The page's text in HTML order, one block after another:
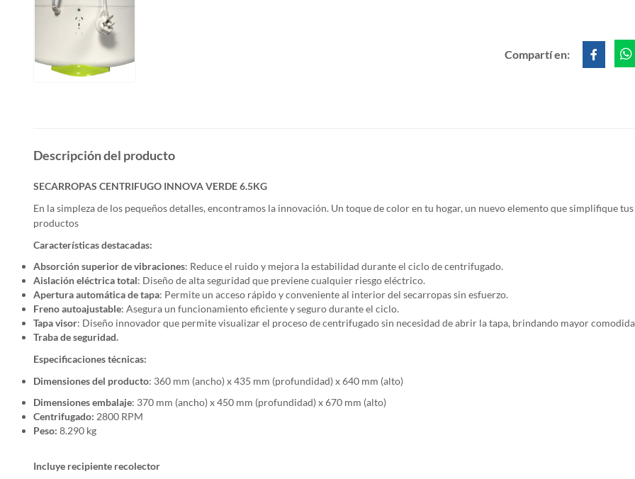
Compartí en:
Descripción del producto
SECARROPAS CENTRIFUGO INNOVA VERDE 6.5KG
En la simpleza de los pequeños detalles, encontramos la innovación. Un toque de color en tu hogar, un nuevo elemento que simplifique
productos
Características destacadas:
Absorción superior de vibraciones: Reduce el ruido y mejora la estabilidad durante el ciclo de centrifugado.
Aislación eléctrica total: Diseño de alta seguridad que previene cualquier riesgo eléctrico.
Apertura automática de tapa: Permite un acceso rápido y conveniente al interior del secarropas sin esfuerzo.
Freno autoajustable: Asegura un funcionamiento eficiente y seguro durante el ciclo.
Tapa visor: Diseño innovador que permite visualizar el proceso de centrifugado sin necesidad de abrir la tapa, brindando mayor
Traba de seguridad.
Especificaciones técnicas:
Dimensiones del producto: 360 mm (ancho) x 435 mm (profundidad) x 640 mm (alto)
Dimensiones embalaje: 370 mm (ancho) x 450 mm (profundidad) x 670 mm (alto)
Centrifugado: 2800 RPM
Peso: 8.290 kg
Incluye recipiente recolector